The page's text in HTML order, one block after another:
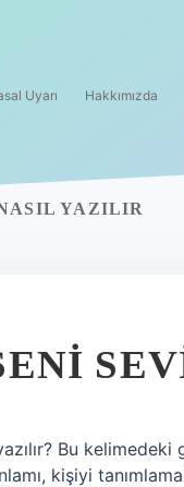
Uyarı Hakkımızda
YAZILIR
Bu
kişiyi